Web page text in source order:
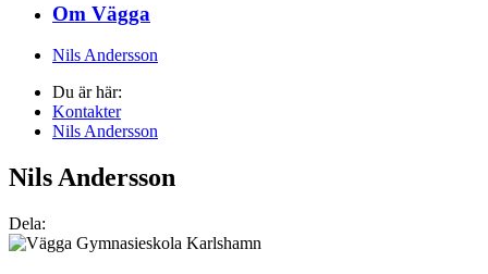
Om Vägga
Nils Andersson
Du är här:
Kontakter
Nils Andersson
Nils Andersson
Dela: